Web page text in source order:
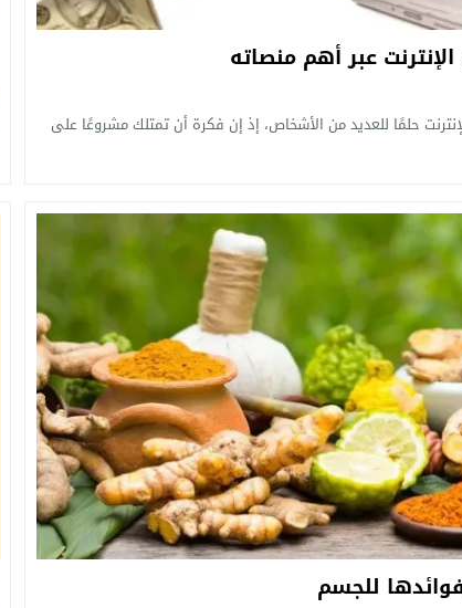
عبر أهم منصاته
حلمًا للعديد من الأشخاص، إذ إن فكرة أن تمتلك مشروعًا على
للجسم